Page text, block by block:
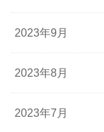
2023年9月
2023年8月
2023年7月